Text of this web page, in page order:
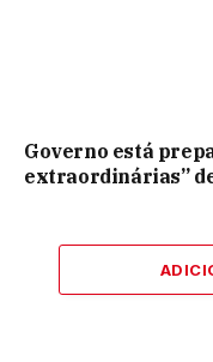
Governo está
extraordinárias”